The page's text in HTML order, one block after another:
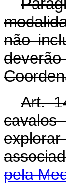
não
Art.
pela